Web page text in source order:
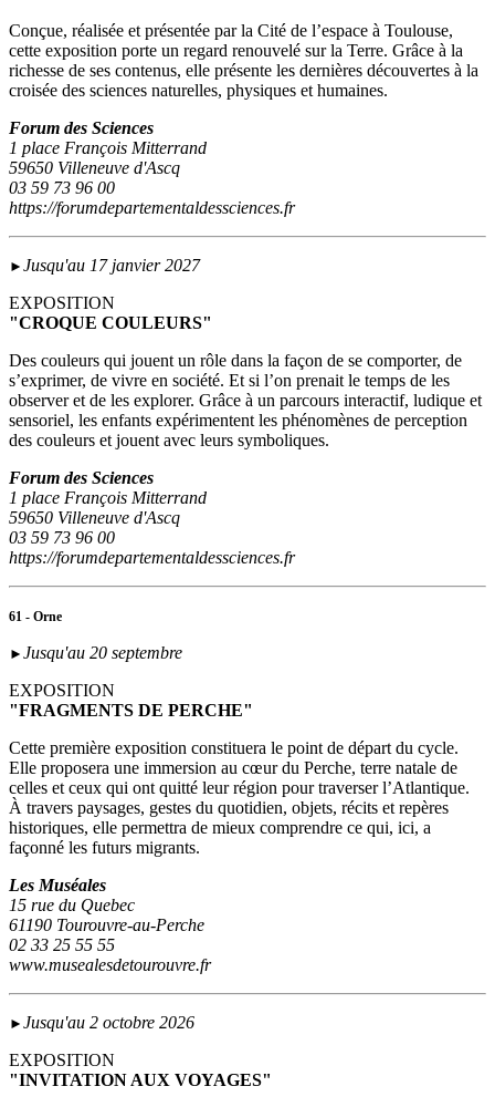
Conçue, réalisée et présentée par la Cité de l’espace à Toulouse,
cette exposition porte un regard renouvelé sur la Terre. Grâce à la
richesse de ses contenus, elle présente les dernières découvertes à la
croisée des sciences naturelles, physiques et humaines.
Forum des Sciences
1 place François Mitterrand
59650 Villeneuve d'Ascq
03 59 73 96 00
https://forumdepartementaldessciences.fr
► Jusqu'au 17 janvier 2027
EXPOSITION
"CROQUE COULEURS"
Des couleurs qui jouent un rôle dans la façon de se comporter, de
s’exprimer, de vivre en société. Et si l’on prenait le temps de les
observer et de les explorer. Grâce à un parcours interactif, ludique et
sensoriel, les enfants expérimentent les phénomènes de perception
des couleurs et jouent avec leurs symboliques.
Forum des Sciences
1 place François Mitterrand
59650 Villeneuve d'Ascq
03 59 73 96 00
https://forumdepartementaldessciences.fr
61 - Orne
► Jusqu'au 20 septembre
EXPOSITION
"FRAGMENTS DE PERCHE"
Cette première exposition constituera le point de départ du cycle.
Elle proposera une immersion au cœur du Perche, terre natale de
celles et ceux qui ont quitté leur région pour traverser l’Atlantique.
À travers paysages, gestes du quotidien, objets, récits et repères
historiques, elle permettra de mieux comprendre ce qui, ici, a
façonné les futurs migrants.
Les Muséales
15 rue du Quebec
61190 Tourouvre-au-Perche
02 33 25 55 55
www.musealesdetourouvre.fr
► Jusqu'au 2 octobre 2026
EXPOSITION
"INVITATION AUX VOYAGES"